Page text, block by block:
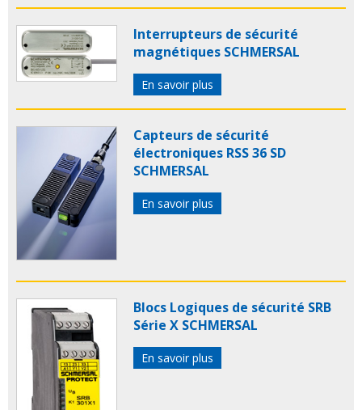
Interrupteurs de sécurité
magnétiques SCHMERSAL
En savoir plus
Capteurs de sécurité
électroniques RSS 36 SD
SCHMERSAL
En savoir plus
Blocs Logiques de sécurité SRB
Série X SCHMERSAL
En savoir plus